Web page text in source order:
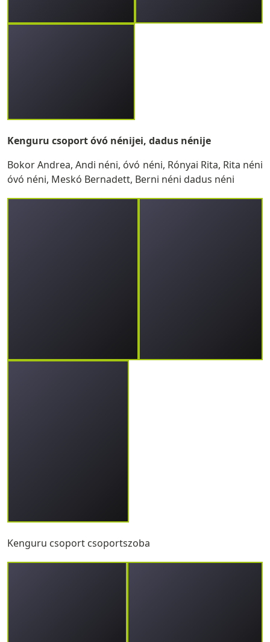
Kenguru csoport óvó nénijei, dadus nénije
Bokor Andrea, Andi néni, óvó néni, Rónyai Rita, Rita néni
óvó néni, Meskó Bernadett, Berni néni dadus néni
Kenguru csoport csoportszoba